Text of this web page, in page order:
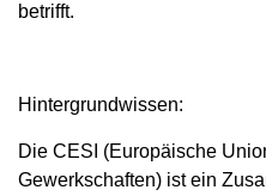
betrifft.
Hintergrundwissen:
Die CESI (Europäische
Gewerkschaften) ist ein